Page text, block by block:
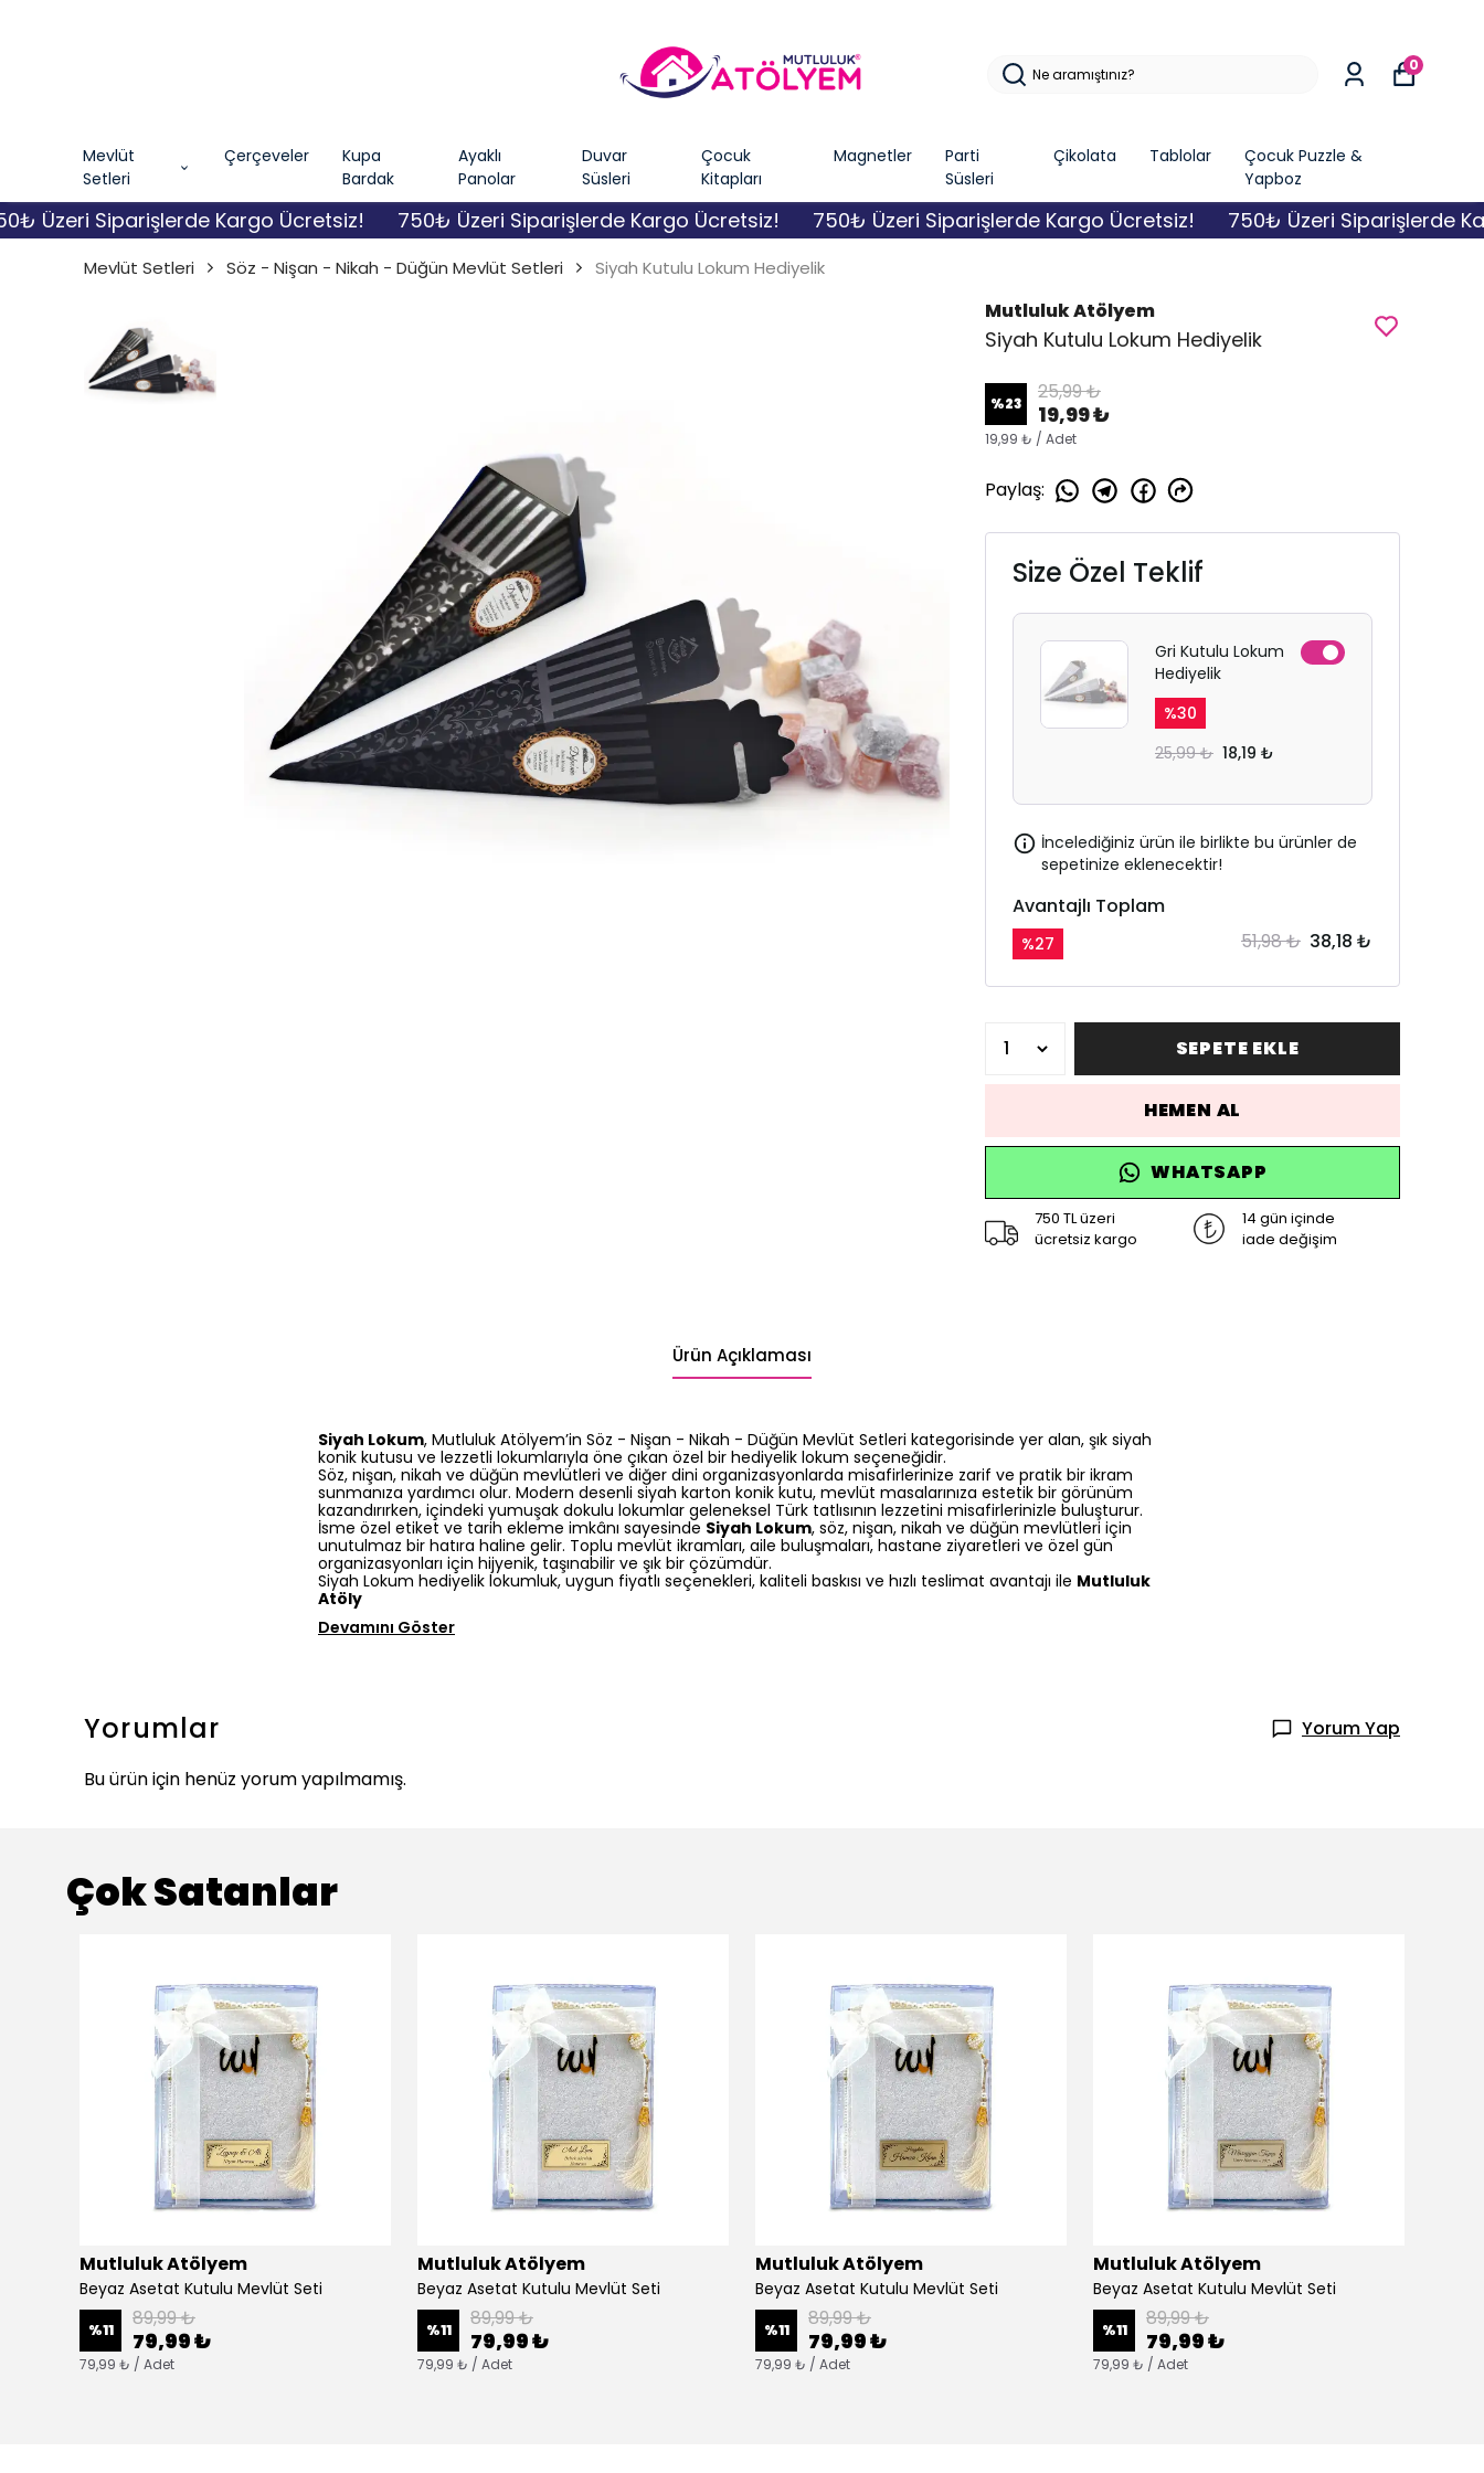
Mevlüt
Setleri
Çerçeveler
Kupa
Bardak
Ayaklı
Panolar
Duvar
Süsleri
Çocuk
Kitapları
Magnetler
Parti
Süsleri
Çikolata Tablolar
Çocuk Puzzle &
Yapboz
0
Siparişlerde Kargo Ücretsiz! 750₺ Üzeri Siparişlerde Kargo Ücretsiz! 750₺ Üzeri Siparişlerde Kargo Ücretsiz! 750₺ Üzeri Siparişlerde
Mevlüt Setleri Söz - Nişan - Nikah - Düğün Mevlüt Setleri Siyah Kutulu Lokum Hediyelik
Mutluluk Atölyem
Siyah Kutulu Lokum Hediyelik
%23 25,99 ₺
19,99 ₺
19,99 ₺ / Adet
Paylaş:
Size Özel Teklif
Gri Kutulu Lokum
Hediyelik
%30
25,99 ₺ 18,19 ₺
İncelediğiniz ürün ile birlikte bu ürünler de
sepetinize eklenecektir!
Avantajlı Toplam
%27 51,98 ₺ 38,18 ₺
SEPETE EKLE
HEMEN AL
WHATSAPP
750 TL üzeri
ücretsiz kargo
14 gün içinde
iade değişim
Ürün Açıklaması
Siyah Lokum, Mutluluk Atölyem’in Söz - Nişan - Nikah - Düğün Mevlüt Setleri kategorisinde yer alan, şık siyah
konik kutusu ve lezzetli lokumlarıyla öne çıkan özel bir hediyelik lokum seçeneğidir.
Söz, nişan, nikah ve düğün mevlütleri ve diğer dini organizasyonlarda misafirlerinize zarif ve pratik bir ikram
sunmanıza yardımcı olur. Modern desenli siyah karton konik kutu, mevlüt masalarınıza estetik bir görünüm
kazandırırken, içindeki yumuşak dokulu lokumlar geleneksel Türk tatlısının lezzetini misafirlerinizle buluşturur.
İsme özel etiket ve tarih ekleme imkânı sayesinde Siyah Lokum, söz, nişan, nikah ve düğün mevlütleri için
unutulmaz bir hatıra haline gelir. Toplu mevlüt ikramları, aile buluşmaları, hastane ziyaretleri ve özel gün
organizasyonları için hijyenik, taşınabilir ve şık bir çözümdür.
Siyah Lokum hediyelik lokumluk, uygun fiyatlı seçenekleri, kaliteli baskısı ve hızlı teslimat avantajı ile Mutluluk
Atöly
Devamını Göster
Yorumlar
Yorum Yap
Bu ürün için henüz yorum yapılmamış.
Çok Satanlar
Mutluluk Atölyem
Beyaz Asetat Kutulu Mevlüt Seti
%11 89,99 ₺
79,99 ₺
79,99 ₺ / Adet
Mutluluk Atölyem
Beyaz Asetat Kutulu Mevlüt Seti
%11 89,99 ₺
79,99 ₺
79,99 ₺ / Adet
Mutluluk Atölyem
Beyaz Asetat Kutulu Mevlüt Seti
%11 89,99 ₺
79,99 ₺
79,99 ₺ / Adet
Mutluluk Atölyem
Beyaz Asetat Kutulu Mevlüt Seti
%11 89,99 ₺
79,99 ₺
79,99 ₺ / Adet